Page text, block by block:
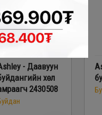
- Даавуун
хөл
2430508